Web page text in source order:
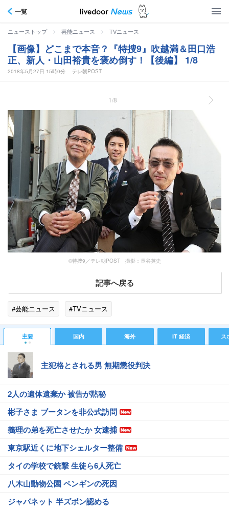
一覧
ニューストップ > 芸能ニュース > TVニュース
【画像】どこまで本音？『特捜9』吹越満＆田口浩
正、新人・山田裕貴を褒め倒す！【後編】 1/8
2018年5月27日 15時0分 テレ朝POST
1/8
©特捜9／テレ朝POST 撮影：長谷英史
記事へ戻る
#芸能ニュース #TVニュース
主要 国内 海外 IT 経済 ス
主犯格とされる男 無期懲役判決
2人の遺体遺棄か 被告が黙秘
彬子さま ブータンを非公式訪問
義理の弟を死亡させたか 女逮捕
東京駅近くに地下シェルター整備
タイの学校で銃撃 生徒ら6人死亡
八木山動物公園 ペンギンの死因
ジャパネット 半ズボン認める